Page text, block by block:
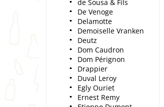
de Sousa & Fils
De Venoge
Delamotte
Demoiselle Vranken
Deutz
Dom Caudron
Dom Pérignon
Drappier
Duval Leroy
Egly Ouriet
Ernest Remy